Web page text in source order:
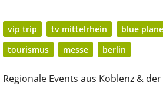
vip trip tv mittelrhein blue
tourismus
messe berlin
Regionale Events aus Koblenz &